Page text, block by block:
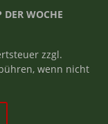
WOCHE
zzgl.
wenn nicht